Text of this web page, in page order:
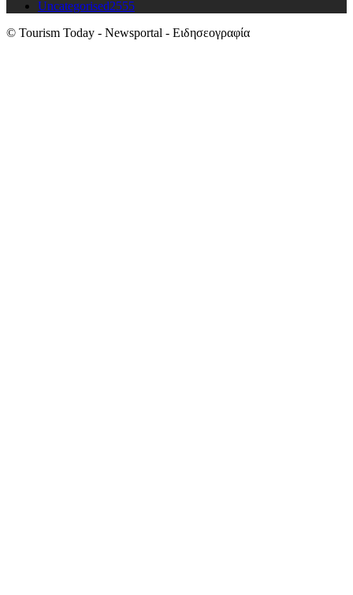
Uncategorised2555
© Tourism Today - Newsportal - Ειδησεογραφία